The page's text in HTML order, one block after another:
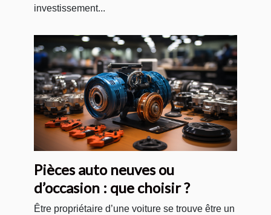
investissement...
Pièces auto neuves ou
d’occasion : que choisir ?
Être propriétaire d’une voiture se trouve être un